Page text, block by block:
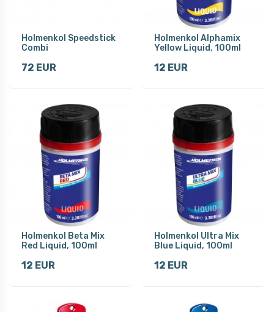
Holmenkol Speedstick
Combi
72 EUR
Holmenkol Alphamix
Yellow Liquid, 100ml
12 EUR
Holmenkol Beta Mix
Red Liquid, 100ml
12 EUR
Holmenkol Ultra Mix
Blue Liquid, 100ml
12 EUR